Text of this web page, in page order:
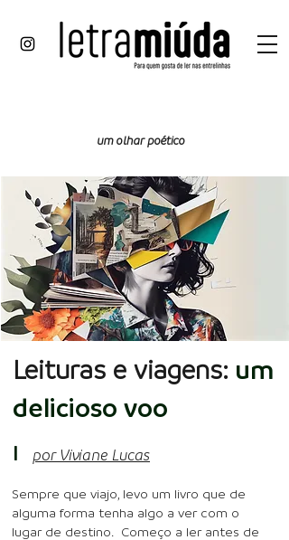
um olhar poético
Leituras e viagens: um
delicioso voo
I por Viviane Lucas
Sempre que viajo, levo um livro que de
alguma forma tenha algo a ver com o
lugar de destino. Começo a ler antes de